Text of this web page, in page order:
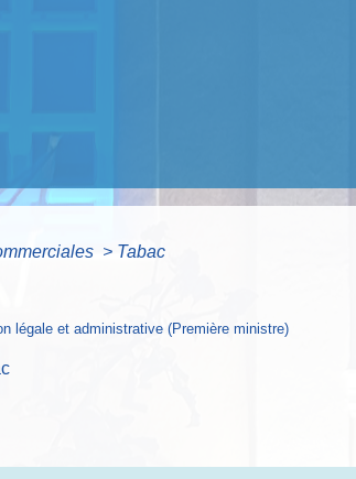
> Tabac
légale et administrative (Première ministre)